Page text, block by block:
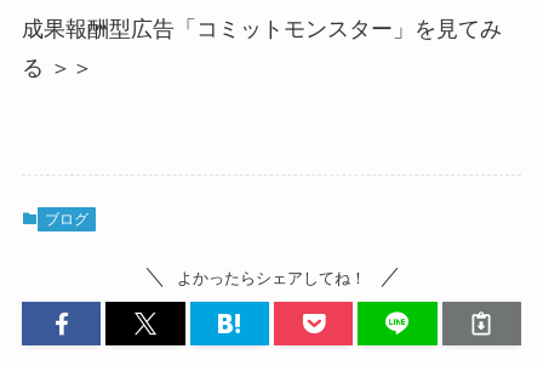
成果報酬型広告「コミットモンスター」を見てみ
る ＞＞
ブログ
よかったらシェアしてね！